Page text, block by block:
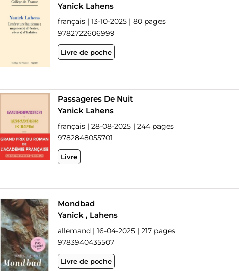
Yanick Lahens
français | 13-10-2025 | 80 pages
9782722606999
Livre de poche
Passageres De Nuit
Yanick Lahens
français | 28-08-2025 | 244 pages
9782848055701
Livre
Mondbad
Yanick , Lahens
allemand | 16-04-2025 | 217 pages
9783940435507
Livre de poche